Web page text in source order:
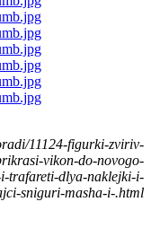
11124-figurki-zviriv-
vikon-do-novogo-
trafareti-dlya-naklejki-i-
sniguri-masha-i-.html